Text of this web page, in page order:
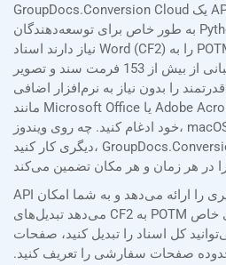
GroupDocs.Conversion Cloud یک API REST قابل اعتماد است که
به طور خاص برای توسعه‌دهندگان Python طراحی شده است که
نیاز دارند اسناد Word (CF2) را به POTM به راحتی تبدیل کنند. با
پشتیبانی از بیش از 153 فرمت سند و تصویر، API ما به شما امکان
را بدون نیاز به نرم‌افزار اضافی
مانند Microsoft Office یا Adobe Acrobat Reader در برنامه‌های
خود ادغام کنید. چه روی ویندوز، macOS، لینوکس یا هر پلتفرم
دیگری کار کنید، GroupDocs.Conversion Cloud تبدیل‌های یکپارچه
API ما انعطاف‌پذیری بی‌نظیری را ارائه می‌دهد و به شما امکان
می‌دهد تبدیل‌های CF2 به POTM خود را متناسب با نیازهای خاص
کل اسناد را تبدیل کنید، صفحات
صفحات سفارشی را تعریف کنید.